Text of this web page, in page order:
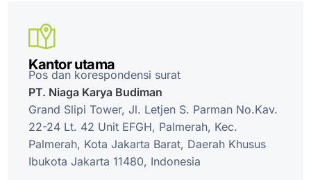
Kantor utama
Pos dan korespondensi surat
PT. Niaga Karya Budiman
Grand Slipi Tower, Jl. Letjen S. Parman No.Kav.
22-24 Lt. 42 Unit EFGH, Palmerah, Kec.
Palmerah, Kota Jakarta Barat, Daerah Khusus
Ibukota Jakarta 11480, Indonesia